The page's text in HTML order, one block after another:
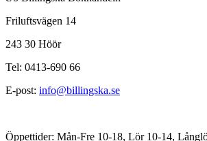
Friluftsvägen 14
243 30 Höör
Tel: 0413-690 66
E-post: info@billingska.se
Öppettider: Mån-Fre 10-18, Lör 10-14,